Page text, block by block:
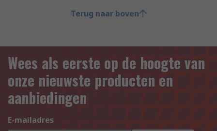
Terug naar boven
Wees als eerste op de hoogte van
onze nieuwste producten en
aanbiedingen
E-mailadres